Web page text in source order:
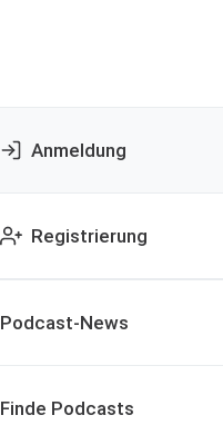
Anmeldung
Registrierung
Podcast-News
Finde Podcasts